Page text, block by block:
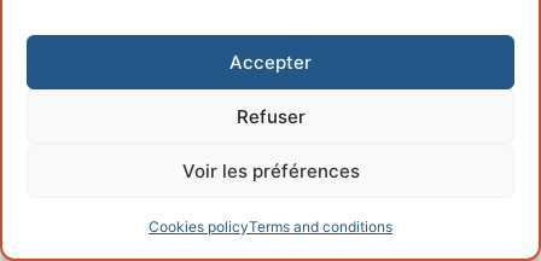
Accepter
Refuser
Voir les préférences
Cookies policyTerms and conditions